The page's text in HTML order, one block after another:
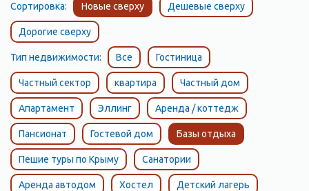
Сортировка: Новые сверху Дешевые сверху
Дорогие сверху
Тип недвижимости: Все Гостиница
Частный сектор квартира Частный дом
Апартамент Эллинг Аренда / коттедж
Пансионат Гостевой дом Базы отдыха
Пешие туры по Крыму Санатории
Аренда автодом Хостел Детский лагерь